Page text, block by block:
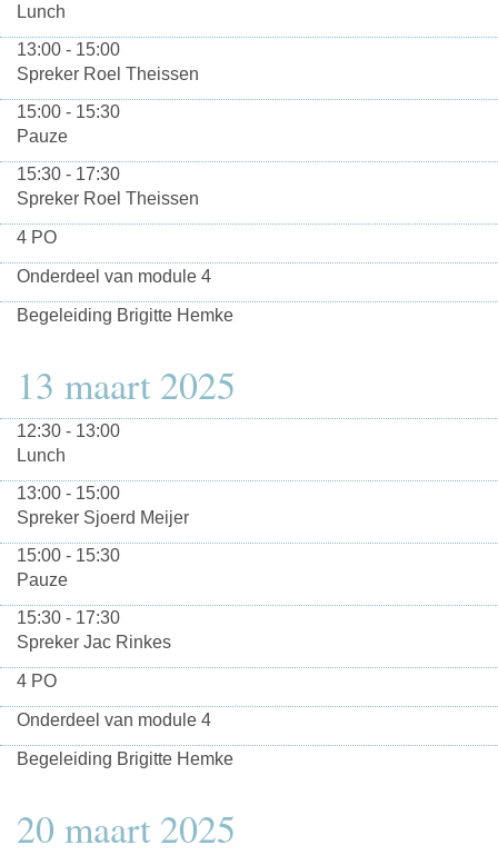
Lunch
13:00 - 15:00
Spreker Roel Theissen
15:00 - 15:30
Pauze
15:30 - 17:30
Spreker Roel Theissen
4 PO
Onderdeel van module 4
Begeleiding Brigitte Hemke
13 maart 2025
12:30 - 13:00
Lunch
13:00 - 15:00
Spreker Sjoerd Meijer
15:00 - 15:30
Pauze
15:30 - 17:30
Spreker Jac Rinkes
4 PO
Onderdeel van module 4
Begeleiding Brigitte Hemke
20 maart 2025